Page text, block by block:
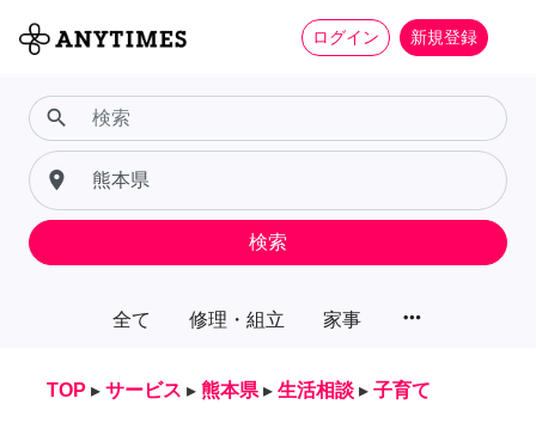
ログイン 新規登録
全て 修理・組立 家事 more_horiz
search
place
検索
TOP ▸ サービス ▸ 熊本県 ▸ 生活相談 ▸ 子育て